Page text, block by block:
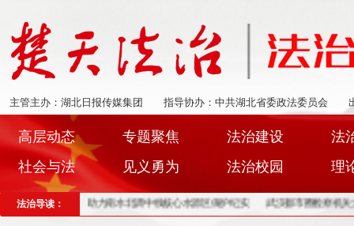
主管主办：湖北日报传媒集团 指导协办：中共湖北省委政法委员会
高层动态 专题聚焦 法治建设
法
社会与法
见义勇为 法治校园 理
法治导读：
郧阳检察助力南水北调中线核心水源区保护纪实 武汉都市圈检察机关大动作